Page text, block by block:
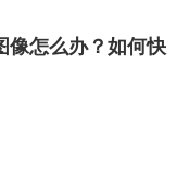
像怎么办？如何快